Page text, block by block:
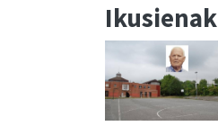
Ikusienak